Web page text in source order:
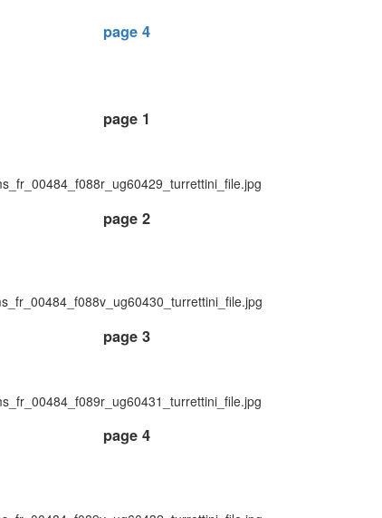
page 4
page 1
page 2
page 3
page 4